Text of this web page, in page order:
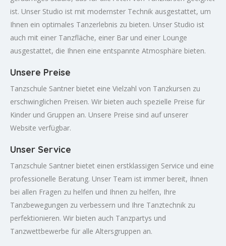
ist. Unser Studio ist mit modernster Technik ausgestattet, um
Ihnen ein optimales Tanzerlebnis zu bieten. Unser Studio ist
auch mit einer Tanzfläche, einer Bar und einer Lounge
ausgestattet, die Ihnen eine entspannte Atmosphäre bieten.
Unsere Preise
Tanzschule Santner bietet eine Vielzahl von Tanzkursen zu
erschwinglichen Preisen. Wir bieten auch spezielle Preise für
Kinder und Gruppen an. Unsere Preise sind auf unserer
Website verfügbar.
Unser Service
Tanzschule Santner bietet einen erstklassigen Service und eine
professionelle Beratung. Unser Team ist immer bereit, Ihnen
bei allen Fragen zu helfen und Ihnen zu helfen, Ihre
Tanzbewegungen zu verbessern und Ihre Tanztechnik zu
perfektionieren. Wir bieten auch Tanzpartys und
Tanzwettbewerbe für alle Altersgruppen an.